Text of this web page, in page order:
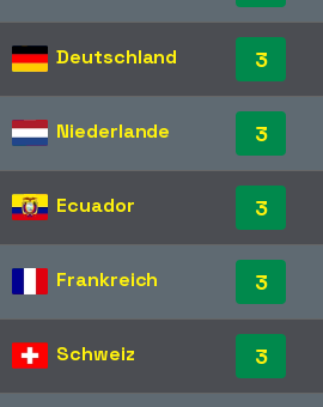
Deutschland 3
Niederlande 3
Ecuador 3
Frankreich 3
Schweiz 3